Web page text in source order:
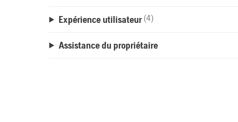
Expérience utilisateur (4)
Assistance du propriétaire